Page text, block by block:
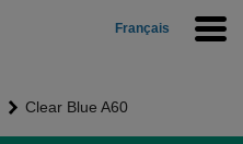
Français
Clear Blue A60